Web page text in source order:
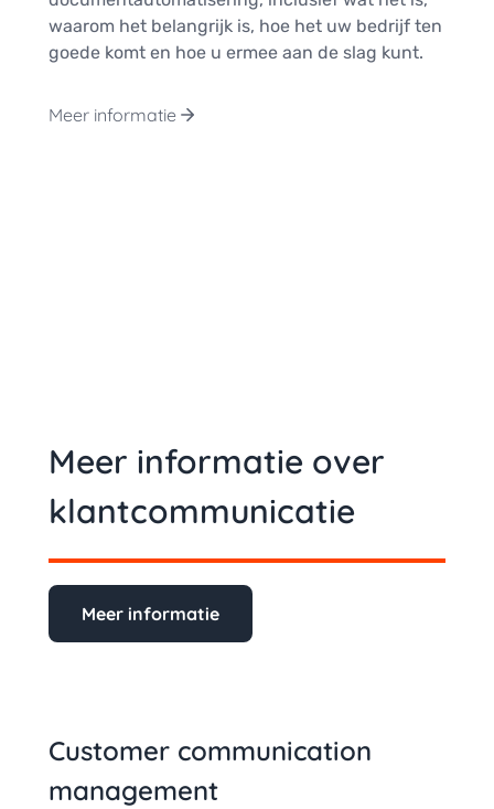
waarom het belangrijk is, hoe het uw bedrijf ten
goede komt en hoe u ermee aan de slag kunt.
Meer informatie
Meer informatie over
klantcommunicatie
Meer informatie
Customer communication
management